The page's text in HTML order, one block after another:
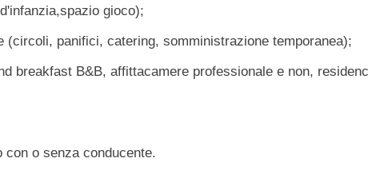
gioco);
panifici, catering, somministrazione temporanea);
breakfast B&B, affittacamere professionale e non,
o senza conducente.